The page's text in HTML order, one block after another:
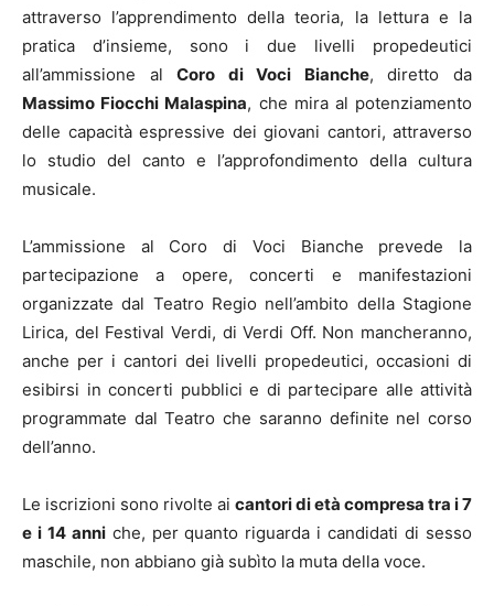
attraverso l’apprendimento della teoria, la lettura e la
pratica d’insieme, sono i due livelli propedeutici
all’ammissione alCoro di Voci Bianche, diretto da
Massimo Fiocchi Malaspina, che mira al potenziamento
delle capacità espressive dei giovani cantori, attraverso
lo studio del canto e l’approfondimento della cultura
musicale.
L’ammissione al Coro di Voci Bianche prevede la
partecipazione a opere, concerti e manifestazioni
organizzate dal Teatro Regio nell’ambito della Stagione
Lirica, del Festival Verdi, di Verdi Off. Non mancheranno,
anche per i cantori dei livelli propedeutici, occasioni di
esibirsi in concerti pubblici e di partecipare alle attività
programmate dal Teatro che saranno definite nel corso
dell’anno.
Le iscrizioni sono rivolte ai cantori di età compresa tra i 7
e i 14 anniche, per quanto riguarda i candidati di sesso
maschile, non abbiano già subìto la muta della voce.